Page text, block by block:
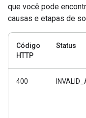
que você pode
causas e etapas de
Código
HTTP
Status
400